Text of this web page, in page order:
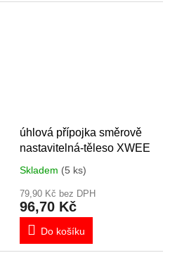
úhlová přípojka směrově
nastavitelná-těleso XWEE
Skladem (5 ks)
79,90 Kč bez DPH
96,70 Kč
Do košíku